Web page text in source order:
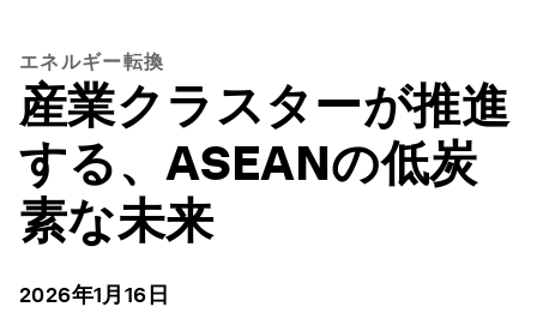
エネルギー転換
産業クラスターが推進
する、ASEANの低炭
素な未来
2026年1月16日